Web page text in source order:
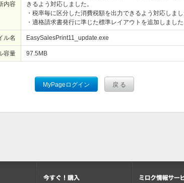
内容
きるよう対応しました。
・税率毎に区分した消費税額を出力できるよう対応しまし
・適格請求書発行に準じた標準レイアウトを追加しました
ル名 EasySalesPrint11_update.exe
容量 97.5 MB